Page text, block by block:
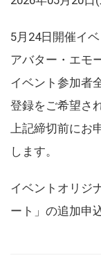
5月24日開催イ
アバター・エモ
イベント参加者
登録をご希望さ
上記締切前にお
します。
イベントオリジ
ート」の追加申